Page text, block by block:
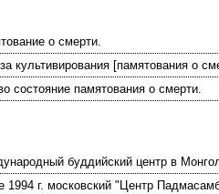
о смерти.
культивирования [памятования о
состояние памятования о смерти.
буддийский центр в
1994 г. московский "Центр